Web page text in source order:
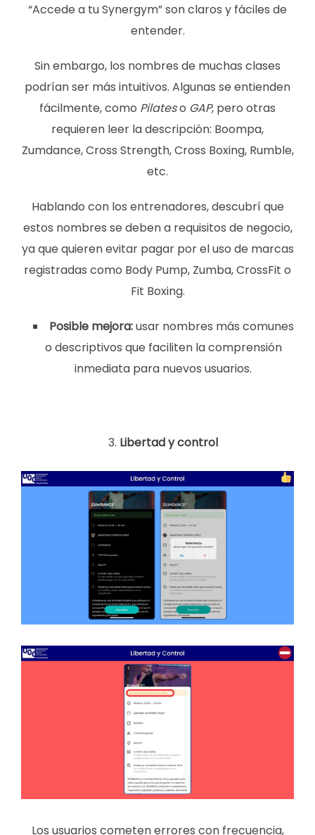
“Accede a tu Synergym” son claros y fáciles de
entender.
Sin embargo, los nombres de muchas clases
podrían ser más intuitivos. Algunas se entienden
fácilmente, como Pilateso GAP, pero otras
requieren leer la descripción: Boompa,
Zumdance, Cross Strength, Cross Boxing, Rumble,
etc.
Hablando con los entrenadores, descubrí que
estos nombres se deben a requisitos de negocio,
ya que quieren evitar pagar por el uso de marcas
registradas como Body Pump, Zumba, CrossFit o
Fit Boxing.
Posible mejora:usar nombres más comunes
o descriptivos que faciliten la comprensión
inmediata para nuevos usuarios.
Libertad y control
Los usuarios cometen errores con frecuencia,